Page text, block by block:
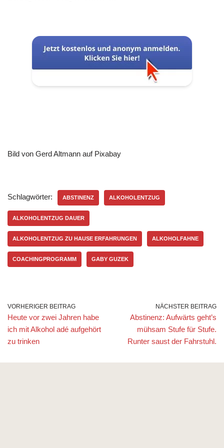
Bild von Gerd Altmann auf Pixabay
Schlagwörter: ABSTINENZ ALKOHOLENTZUG
ALKOHOLENTZUG DAUER
ALKOHOLENTZUG ZU HAUSE ERFAHRUNGEN ALKOHOLFAHNE
COACHINGPROGRAMM GABY GUZEK
VORHERIGER BEITRAG
Heute vor zwei Jahren habe
ich mit Alkohol adé aufgehört
zu trinken
NÄCHSTER BEITRAG
Abstinenz: Aufwärts geht’s
mühsam Stufe für Stufe.
Runter saust der Fahrstuhl.